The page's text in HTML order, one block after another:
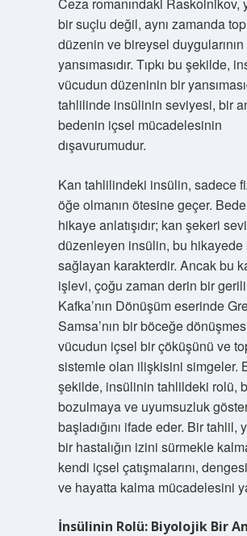
bir suçlu değil, aynı zamanda
düzenin ve bireysel
yansımasıdır. Tıpkı bu şekilde,
vücudun düzeninin bir
tahlilinde insülinin seviyesi, bir
bedenin içsel mücadelesinin
dışavurumudur.
Kan tahlilindeki insülin, sadece
öğe olmanın ötesine geçer.
hikaye anlatışıdır; kan şekeri
düzenleyen insülin, bu hikayede
sağlayan karakterdir. Ancak bu
işlevi, çoğu zaman derin bir
Kafka’nın Dönüşüm eserinde
Samsa’nın bir böceğe
vücudun içsel bir çöküşünü ve
sistemle olan ilişkisini simgeler.
şekilde, insülinin tahlildeki rolü,
bozulmaya ve uyumsuzluk
başladığını ifade eder. Bir tahlil,
bir hastalığın izini sürmekle
kendi içsel çatışmalarını,
ve hayatta kalma mücadelesini
İnsülinin Rolü: Biyolojik Bir